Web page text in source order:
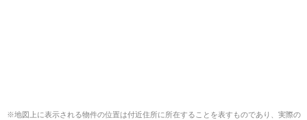
※地図上に表示される物件の位置は付近住所に所在することを表すものであり、実際の